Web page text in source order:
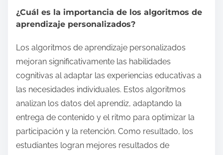
¿Cuál es la importancia de los algoritmos de
aprendizaje personalizados?
Los algoritmos de aprendizaje personalizados
mejoran significativamente las habilidades
cognitivas al adaptar las experiencias educativas a
las necesidades individuales. Estos algoritmos
analizan los datos del aprendiz, adaptando la
entrega de contenido y el ritmo para optimizar la
participación y la retención. Como resultado, los
estudiantes logran mejores resultados de